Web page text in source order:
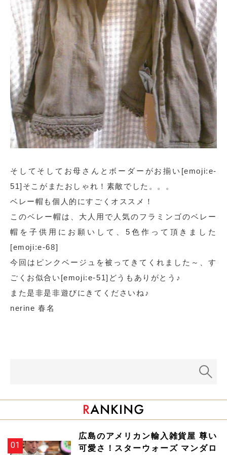
そしてそしてお母さんとボーダーがお揃い[emoji:e-
51]そこがまたおしゃれ！素敵でした。。。
ベレー帽も個人的にすごくオススメ！
このベレー帽は、大人用で人気のフラミンゴのベレー
帽を子供用にお願いして、5色作って頂きました
[emoji:e-68]
今回はピンクベージュを被ってきてくれました～、す
ごくお似合い[emoji:e-51]どうもありがとう♪
また是非是非遊びにきてくださいね♪
nerine 春名
広島のアメリカン輸入雑貨屋 尊い
可愛さ！スターウォーズ マンダロ